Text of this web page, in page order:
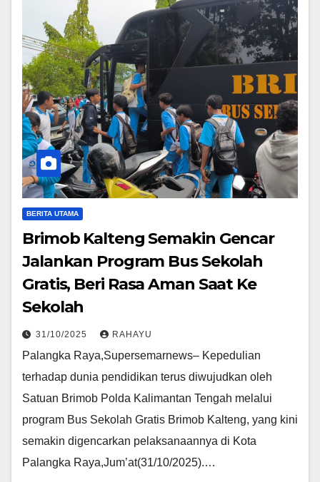
BERITA UTAMA
Brimob Kalteng Semakin Gencar
Jalankan Program Bus Sekolah
Gratis, Beri Rasa Aman Saat Ke
Sekolah
31/10/2025 RAHAYU
Palangka Raya,Supersemarnews– Kepedulian
terhadap dunia pendidikan terus diwujudkan oleh
Satuan Brimob Polda Kalimantan Tengah melalui
program Bus Sekolah Gratis Brimob Kalteng, yang kini
semakin digencarkan pelaksanaannya di Kota
Palangka Raya,Jum’at(31/10/2025).…